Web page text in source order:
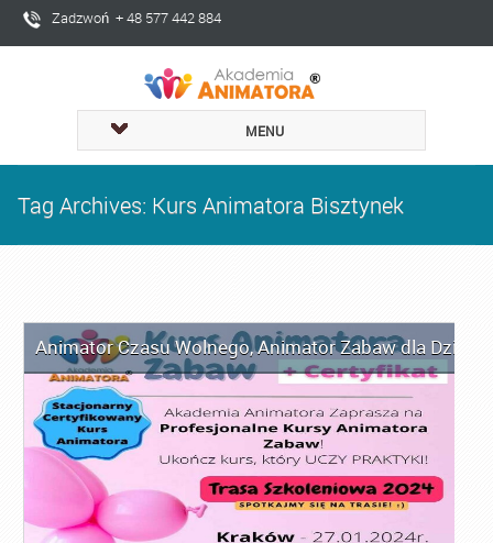
Zadzwoń + 48 577 442 884
MENU
Tag Archives: Kurs Animatora Bisztynek
Animator Czasu Wolnego,Animator Zabaw dla Dzieci